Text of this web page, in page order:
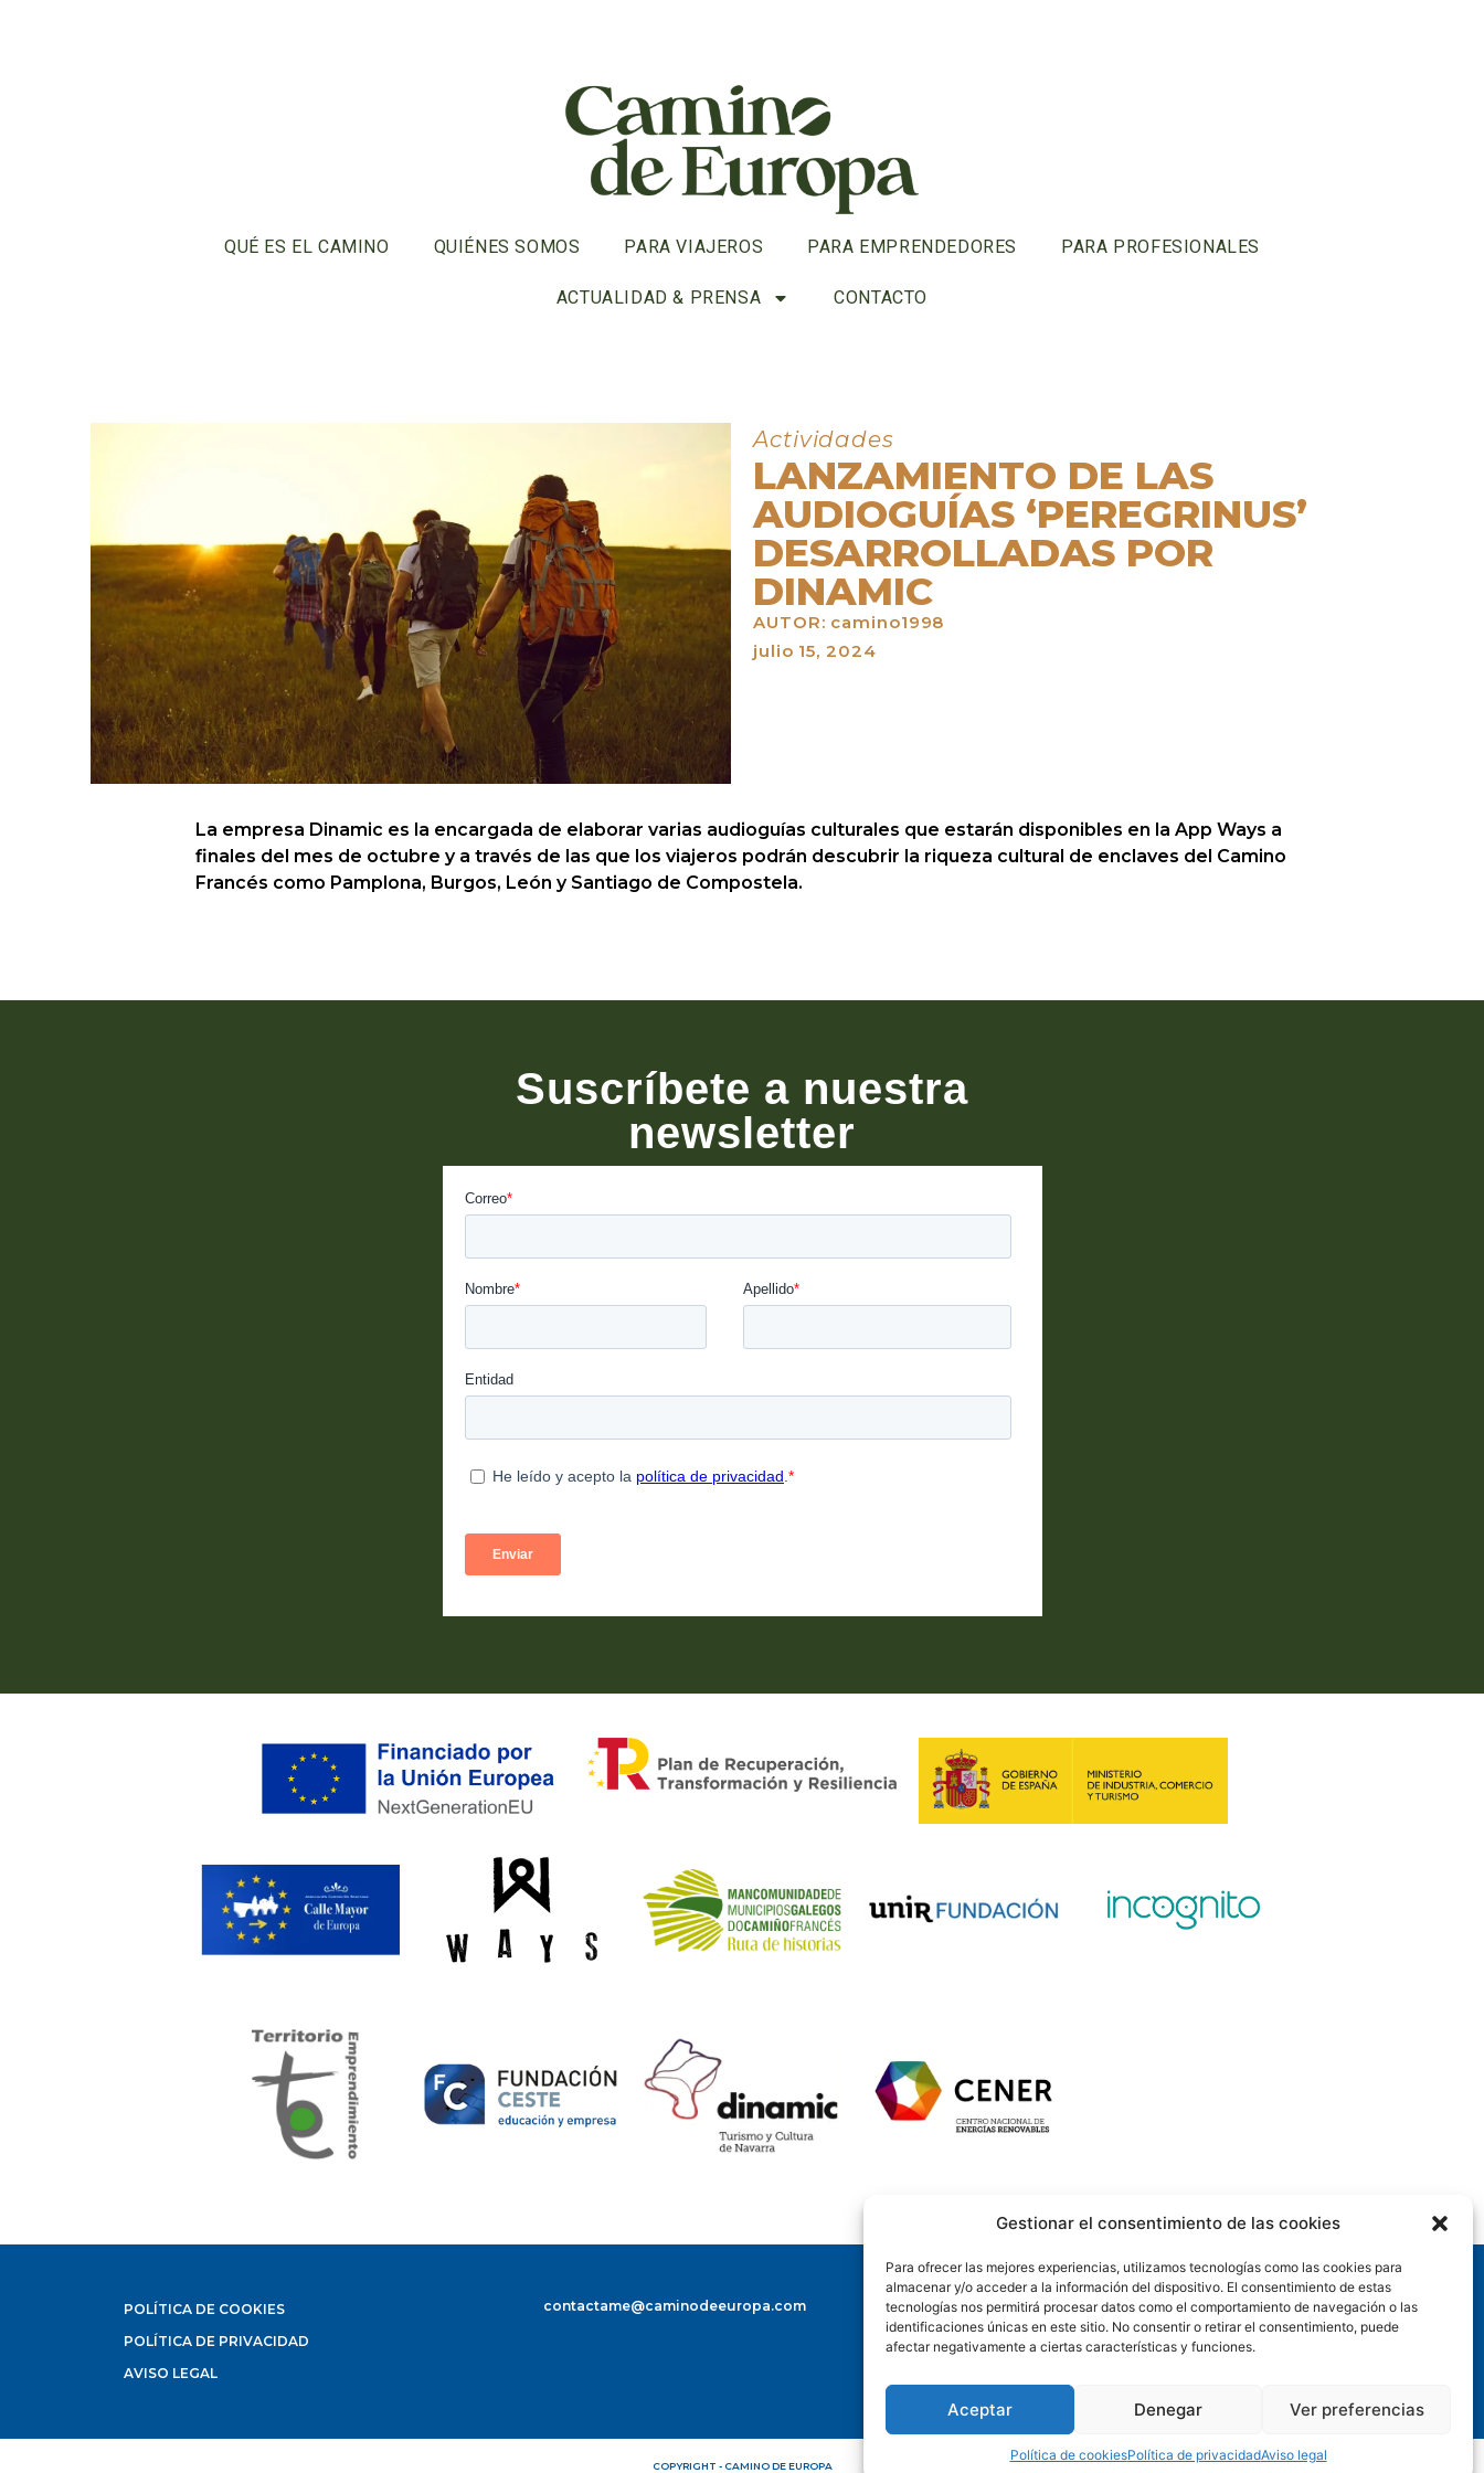
Gestionar el consentimiento de las cookies
Para ofrecer las mejores experiencias, utilizamos tecnologías como las cookies para
almacenar y/o acceder a la información del dispositivo. El consentimiento de estas
tecnologías nos permitirá procesar datos como el comportamiento de navegación o las
identificaciones únicas en este sitio. No consentir o retirar el consentimiento, puede
afectar negativamente a ciertas características y funciones.
Aceptar Denegar Ver preferencias
Política de cookiesPolítica de privacidadAviso legal
QUÉ ES EL CAMINO QUIÉNES SOMOS PARA VIAJEROS PARA EMPRENDEDORES PARA PROFESIONALES
ACTUALIDAD & PRENSA CONTACTO
Actividades
LANZAMIENTO DE LAS
AUDIOGUÍAS ‘PEREGRINUS’
DESARROLLADAS POR
DINAMIC
AUTOR: camino1998
julio 15, 2024
La empresa Dinamic es la encargada de elaborar varias audioguías culturales que estarán disponibles en la App Ways a
finales del mes de octubre y a través de las que los viajeros podrán descubrir la riqueza cultural de enclaves del Camino
Francés como Pamplona, Burgos, León y Santiago de Compostela.
Suscríbete a nuestra
newsletter
POLÍTICA DE COOKIES
POLÍTICA DE PRIVACIDAD
AVISO LEGAL
contactame@caminodeeuropa.com
COPYRIGHT - CAMINO DE EUROPA